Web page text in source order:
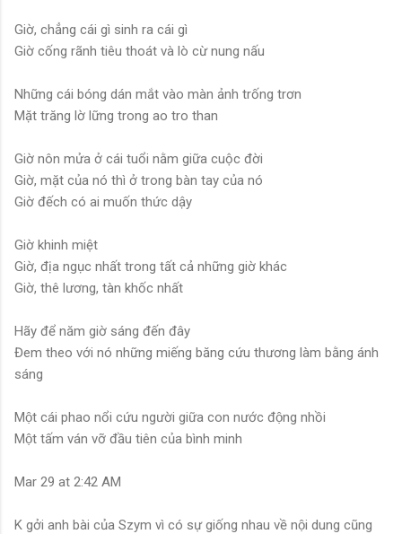
Giờ, chẳng cái gì sinh ra cái gì
Giờ cống rãnh tiêu thoát và lò cừ nung nấu
Những cái bóng dán mắt vào màn ảnh trống trơn
Mặt trăng lờ lững trong ao tro than
Giờ nôn mửa ở cái tuổi nằm giữa cuộc đời
Giờ, mặt của nó thì ở trong bàn tay của nó
Giờ đếch có ai muốn thức dậy
Giờ khinh miệt
Giờ, địa ngục nhất trong tất cả những giờ khác
Giờ, thê lương, tàn khốc nhất
Hãy để năm giờ sáng đến đây
Đem theo với nó những miếng băng cứu thương làm bằng ánh
sáng
Một cái phao nổi cứu người giữa con nước động nhồi
Một tấm ván vỡ đầu tiên của bình minh
‎Mar‎ ‎29 at ‎2‎:‎42‎ ‎AM
K gởi anh bài của Szym vì có sự giống nhau về nội dung cũng